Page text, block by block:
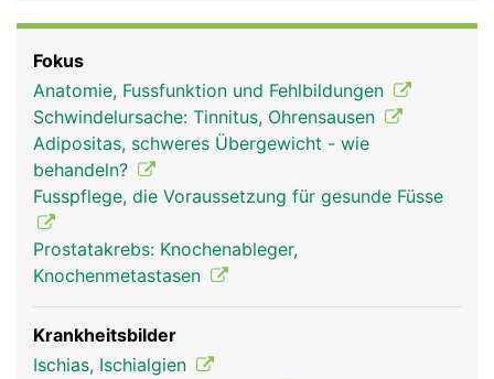
Organe und Blutbildung im Knochemark.
Fokus
Anatomie, Fussfunktion und Fehlbildungen
Schwindelursache: Tinnitus, Ohrensausen
Adipositas, schweres Übergewicht - wie
behandeln?
Fusspflege, die Voraussetzung für gesunde Füsse
Prostatakrebs: Knochenableger,
Knochenmetastasen
Krankheitsbilder
Ischias, Ischialgien